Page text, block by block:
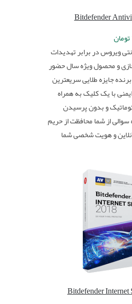
Bitdefender
تومان
ویروس در برابر تهدیدات
و محصول ویژه سال حضور
جایزه طلایی سریعترین
با یک کلیک به همراه
و بدون پرسیدن
از شما محافظت از حریم
و هویت شخصی شما
Bitdefender